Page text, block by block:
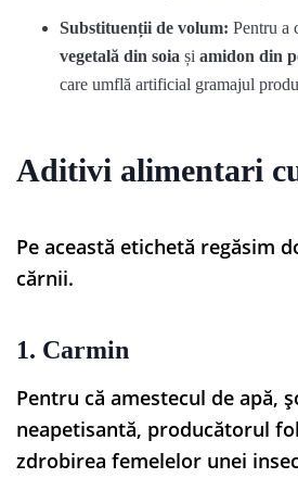
Substituenții de volum: Pentru a
vegetală din soia și amidon din
care umflă artificial gramajul
Aditivi alimentari
Pe această etichetă regăsim
cărnii.
1. Carmin
Pentru că amestecul de apă,
neapetisantă, producătorul
zdrobirea femelelor unei